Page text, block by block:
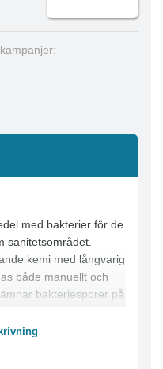
med bakterier för de
sanitetsområdet.
kemi med långvarig
både manuellt och
bakteriesporer på
rengöringen.
med en frisk och